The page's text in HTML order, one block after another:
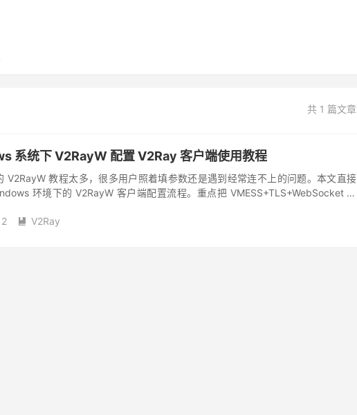
共 1 篇文章
系统下 V2RayW 配置 V2Ray 客户端使用教程
V2RayW 教程太多，很多用户照着填参数还是遇到经常连不上的问题。本文直接
环境下的 V2RayW 客户端配置流程。重点把 VMESS+TLS+WebSocket 节
 V2Ray